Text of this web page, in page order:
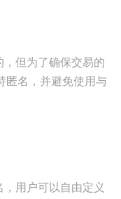
但为了确保交易的
匿名，并避免使用与
用户可以自由定义